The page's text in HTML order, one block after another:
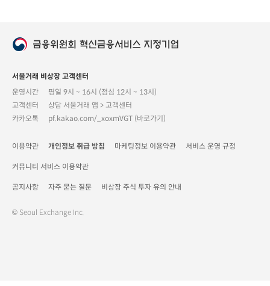
서울거래 비상장 고객센터
운영시간
평일 9시 ~ 16시 (점심 12시 ~ 13시)
고객센터
상담 서울거래 앱 > 고객센터
카카오톡
pf.kakao.com/_xoxmVGT (바로가기)
이용약관 개인정보 취급 방침 마케팅정보 이용약관 서비스 운영 규정
커뮤니티 서비스 이용약관
공지사항 자주 묻는 질문 비상장 주식 투자 유의 안내
© Seoul Exchange Inc.